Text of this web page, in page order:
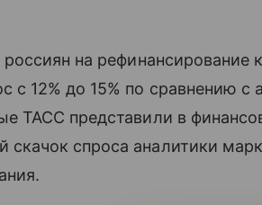
россиян на рефинансирование
с 12% до 15% по сравнению с
ТАСС представили в
спроса аналитики